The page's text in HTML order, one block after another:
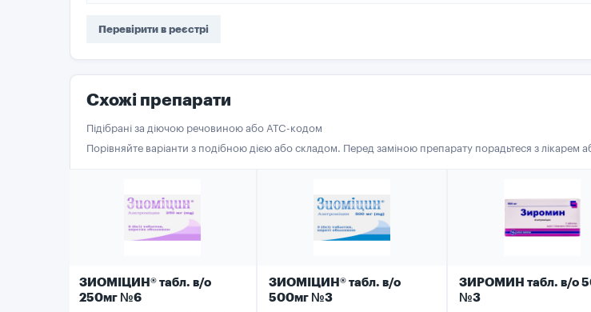
Перевірити в реєстрі
Схожі препарати
Підібрані за діючою речовиною або ATC-кодом
Порівняйте варіанти з подібною дією або складом. Перед заміною препарату порадьтеся з лікарем
ЗИОМІЦИН® табл. в/о
250мг №6
ЗИОМІЦИН® табл. в/о
500мг №3
ЗИРОМИН табл. в/о
№3